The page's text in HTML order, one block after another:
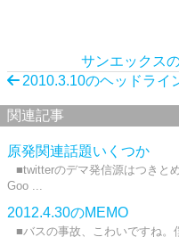
サンエックス
2010.3.10のヘッドライ
関連記事
原発関連話題いくつか
■twitterのデマ発信源はつきと
Goo ...
2012.4.30のMEMO
■バスの事故、こわいですね。